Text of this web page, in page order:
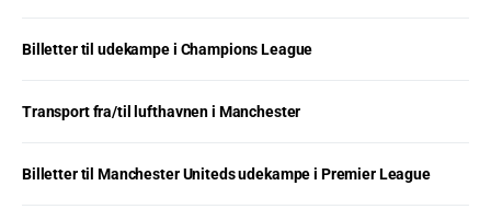
Billetter til udekampe i Champions League
Transport fra/til lufthavnen i Manchester
Billetter til Manchester Uniteds udekampe i Premier League